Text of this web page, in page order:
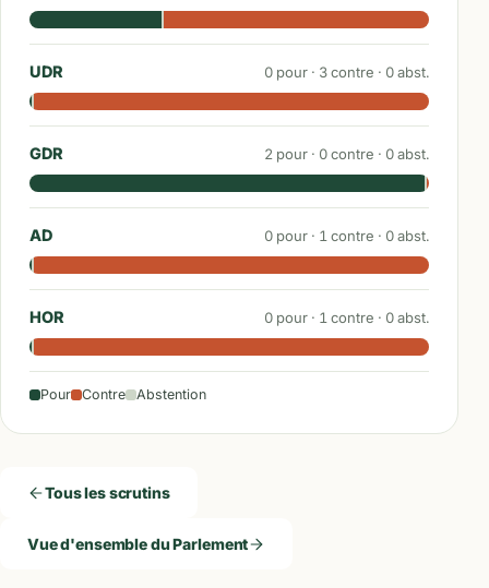
UDR 0 pour · 3contre · 0abst.
GDR 2 pour · 0contre · 0abst.
AD 0 pour · 1 contre · 0abst.
HOR 0 pour · 1 contre · 0abst.
Pour Contre Abstention
Tous les scrutins
Vue d'ensemble du Parlement